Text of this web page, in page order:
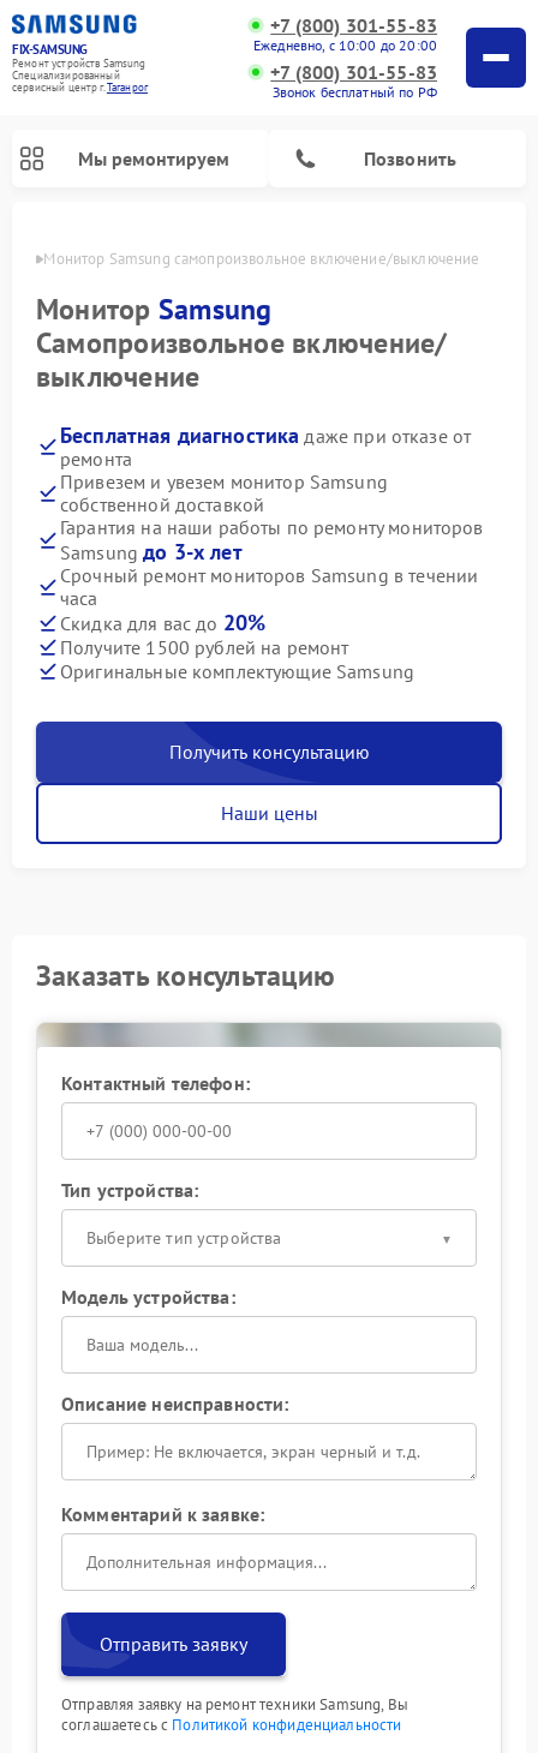
FIX-SAMSUNG
Ремонт устройств Samsung
Специализированный
cервисный центр г.Таганрог
+7 (800) 301-55-83
Ежедневно, с 10:00 до 20:00
+7 (800) 301-55-83
Звонок бесплатный по РФ
Мы ремонтируем Позвонить
Монитор Samsung самопроизвольное включение/выключение
Монитор Samsung
Самопроизвольное включение/
выключение
Бесплатная диагностика даже при отказе от
ремонта
Привезем и увезем монитор Samsung
собственной доставкой
Гарантия на наши работы по ремонту мониторов
Samsungдо 3-х лет
Срочный ремонт мониторов Samsung в течении
часа
Скидка для вас до 20%
Получите 1500 рублей на ремонт
Оригинальные комплектующие Samsung
Получить консультацию
Наши цены
Заказать консультацию
Контактный телефон:
Тип устройства:
Выберите тип устройства
Модель устройства:
Описание неисправности:
Комментарий к заявке:
Отправить заявку
Отправляя заявку на ремонт техники Samsung, Вы
соглашаетесь с Политикой конфиденциальности